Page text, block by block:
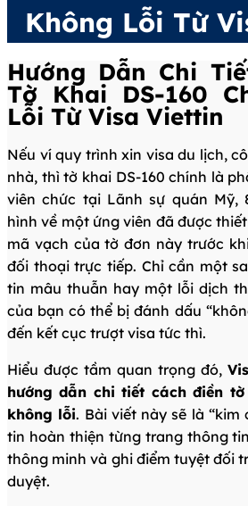
Không Lỗi Từ
Hướng Dẫn Chi
Tờ Khai DS-160
Lỗi Từ Visa Viettin
Nếu ví quy trình xin visa du lịch,
nhà, thì tờ khai DS-160 chính là
viên chức tại Lãnh sự quán Mỹ,
hình về một ứng viên đã được
mã vạch của tờ đơn này trước
đối thoại trực tiếp. Chỉ cần một
tin mâu thuẫn hay một lỗi dịch
của bạn có thể bị đánh dấu
đến kết cục trượt visa tức thì.
Hiểu được tầm quan trọng đó,
hướng dẫn chi tiết cách điền tờ
không lỗi. Bài viết này sẽ là
tin hoàn thiện từng trang thông
thông minh và ghi điểm tuyệt đối
duyệt.